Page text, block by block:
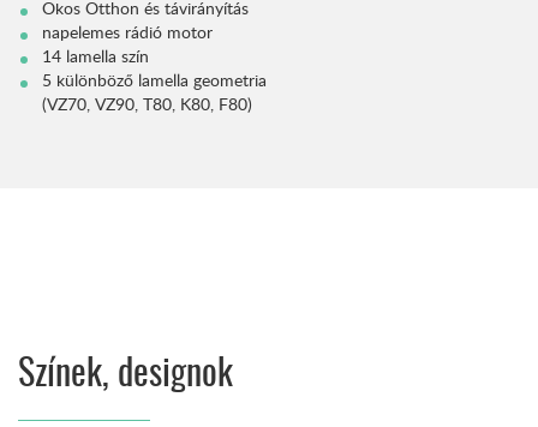
Okos Otthon és távirányítás
napelemes rádió motor
14 lamella szín
5 különböző lamella geometria
(VZ70, VZ90, T80, K80, F80)
Színek, designok